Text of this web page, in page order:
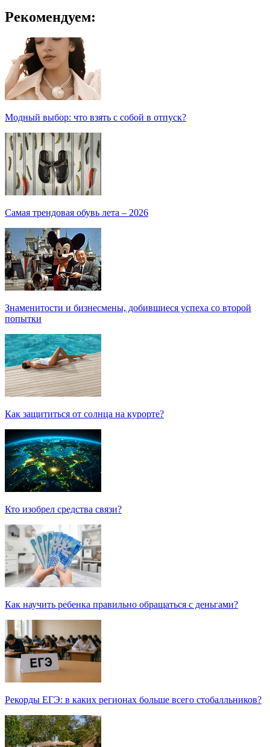
Рекомендуем:
Модный выбор: что взять с собой в отпуск?
Самая трендовая обувь лета – 2026
Знаменитости и бизнесмены, добившиеся успеха со второй
попытки
Как защититься от солнца на курорте?
Кто изобрел средства связи?
Как научить ребенка правильно обращаться с деньгами?
Рекорды ЕГЭ: в каких регионах больше всего стобалльников?